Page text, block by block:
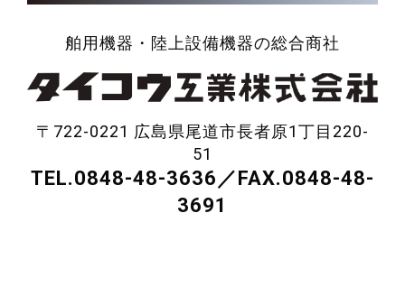
舶用機器・陸上設備機器の総合商社
〒722-0221 広島県尾道市長者原1丁目220-
51
TEL.0848-48-3636／FAX.0848-48-
3691